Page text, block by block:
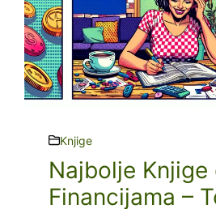
Knjige
Najbolje Knjige
Financijama –